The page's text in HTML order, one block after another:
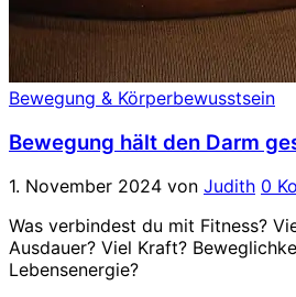
Bewegung & Körperbewusstsein
Bewegung hält den Darm
1. November 2024 von Judith 0
Was verbindest du mit Fitness?
Ausdauer? Viel Kraft?
Lebensenergie?